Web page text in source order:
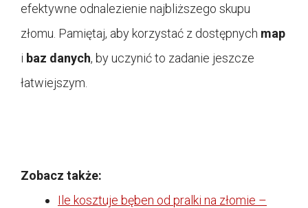
efektywne odnalezienie najbliższego skupu
złomu. Pamiętaj, aby korzystać z dostępnych map
i baz danych, by uczynić to zadanie jeszcze
łatwiejszym.
Zobacz także:
Ile kosztuje bęben od pralki na złomie –